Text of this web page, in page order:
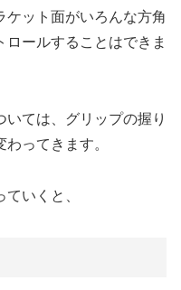
ケット面がいろんな方角
ールすることはできま
ては、グリップの握り
ってきます。
いくと、